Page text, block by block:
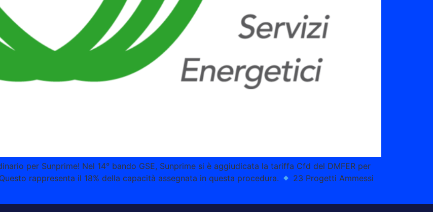
per Sunprime! Nel 14° bando GSE, Sunprime si è aggiudicata la tariffa Cfd del DMFER per
rappresenta il 18% della capacità assegnata in questa procedura.
23 Progetti Ammessi